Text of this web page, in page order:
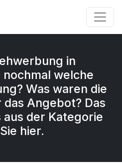
in
welche
Was waren die
das Angebot? Das
aus der Kategorie
hier.